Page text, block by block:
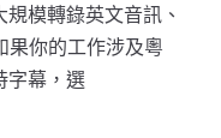
模轉錄英文音訊、
果你的工作涉及粵
字幕，選